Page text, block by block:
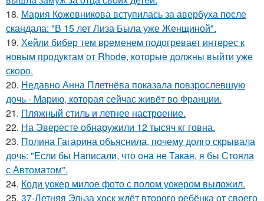
18. Мария Кожевникова вступилась за авербуха после
скандала: "В 15 лет Лиза Была уже Женщиной".
19. Хейли бибер тем временем подогревает интерес к
новым продуктам от Rhode, которые должны выйти уже
скоро.
20. Недавно Анна Плетнёва показала повзрослевшую
дочь - Марию, которая сейчас живёт во Франции.
21. Пляжный стиль и летнее настроение.
22. На Эвересте обнаружили 12 тысяч кг говна.
23. Полина Гагарина объяснила, почему долго скрывала
дочь: "Если бы Написали, что она не Такая, я бы Стояла
с Автоматом".
24. Коди уокер милое фото с полом уокером выложил.
25. 37-Летняя Эльза хоск ждёт второго ребёнка от своего